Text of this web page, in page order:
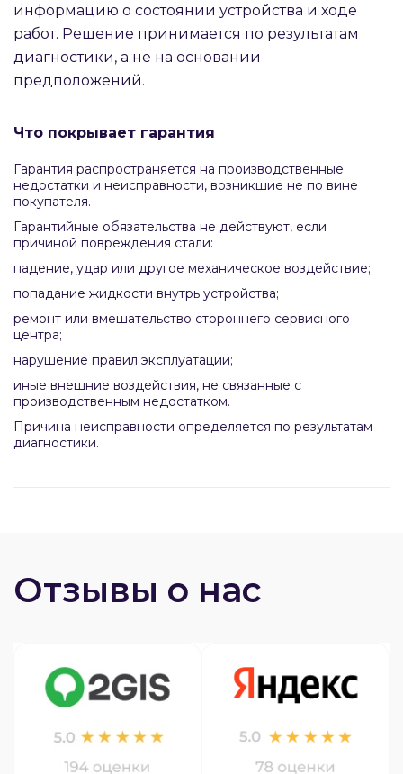
информацию о состоянии устройства и ходе
работ. Решение принимается по результатам
диагностики, а не на основании
предположений.
Что покрывает гарантия
Гарантия распространяется на производственные
недостатки и неисправности, возникшие не по вине
покупателя.
Гарантийные обязательства не действуют, если
причиной повреждения стали:
падение, удар или другое механическое воздействие;
попадание жидкости внутрь устройства;
ремонт или вмешательство стороннего сервисного
центра;
нарушение правил эксплуатации;
иные внешние воздействия, не связанные с
производственным недостатком.
Причина неисправности определяется по результатам
диагностики.
Отзывы о нас